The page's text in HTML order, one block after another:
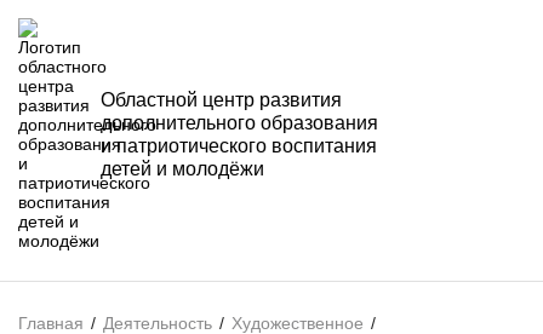
Областной центр развития
дополнительного образования
и патриотического воспитания
детей и молодёжи
Главная / Деятельность / Художественное /